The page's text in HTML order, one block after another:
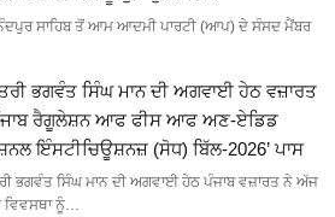
ਸਾਹਿਬ ਤੋਂ ਆਮ ਆਦਮੀ ਪਾਰਟੀ (ਆਪ) ਦੇ ਸੰਸਦ ਮੈਂਬਰ
ਭਗਵੰਤ ਸਿੰਘ ਮਾਨ ਦੀ ਅਗਵਾਈ ਹੇਠ ਵਜ਼ਾਰਤ
ਰੈਗੂਲੇਸ਼ਨ ਆਫ ਫੀਸ ਆਫ ਅਣ-ਏਡਿਡ
ਇੰਸਟੀਚਿਊਸ਼ਨਜ਼ (ਸੋਧ) ਬਿੱਲ-2026’ ਪਾਸ
ਭਗਵੰਤ ਸਿੰਘ ਮਾਨ ਦੀ ਅਗਵਾਈ ਹੇਠ ਪੰਜਾਬ ਵਜ਼ਾਰਤ ਨੇ ਅੱਜ
ਨੂੰ…